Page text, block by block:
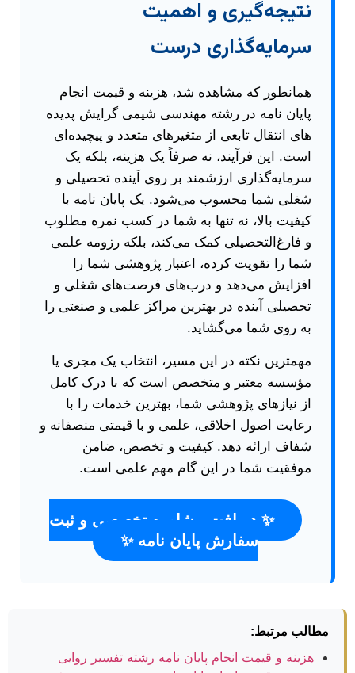
نتیجه‌گیری و اهمیت
سرمایه‌گذاری درست
همانطور که مشاهده شد، هزینه و قیمت انجام
پایان نامه در رشته مهندسی شیمی گرایش پدیده
های انتقال تابعی از متغیرهای متعدد و پیچیده‌ای
است. این فرآیند، نه صرفاً یک هزینه، بلکه یک
سرمایه‌گذاری ارزشمند بر روی آینده تحصیلی و
شغلی شما محسوب می‌شود. یک پایان نامه با
کیفیت بالا، نه تنها به شما در کسب نمره مطلوب
و فارغ‌التحصیلی کمک می‌کند، بلکه رزومه علمی
شما را تقویت کرده، اعتبار پژوهشی شما را
افزایش می‌دهد و درب‌های فرصت‌های شغلی و
تحصیلی آینده در بهترین مراکز علمی و صنعتی را
به روی شما می‌گشاید.
مهمترین نکته در این مسیر، انتخاب یک مجری یا
مؤسسه معتبر و متخصص است که با درک کامل
از نیازهای پژوهشی شما، بهترین خدمات را با
رعایت اصول اخلاقی، علمی و با قیمتی منصفانه و
شفاف ارائه دهد. کیفیت و تخصص، ضامن
موفقیت شما در این گام مهم علمی است.
✨ دریافت مشاوره تخصصی و ثبت
سفارش پایان نامه ✨
مطالب مرتبط:
هزینه و قیمت انجام پایان نامه رشته تفسیر روایی